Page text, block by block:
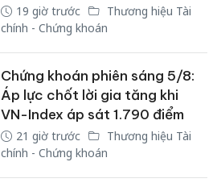
19 giờ trước
Thương hiệu Tài
chính - Chứng khoán
Chứng khoán phiên sáng 5/8:
Áp lực chốt lời gia tăng khi
VN-Index áp sát 1.790 điểm
21 giờ trước
Thương hiệu Tài
chính - Chứng khoán